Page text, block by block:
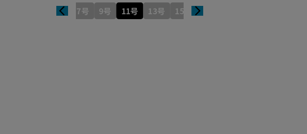
7号 9号 11号 13号 15号